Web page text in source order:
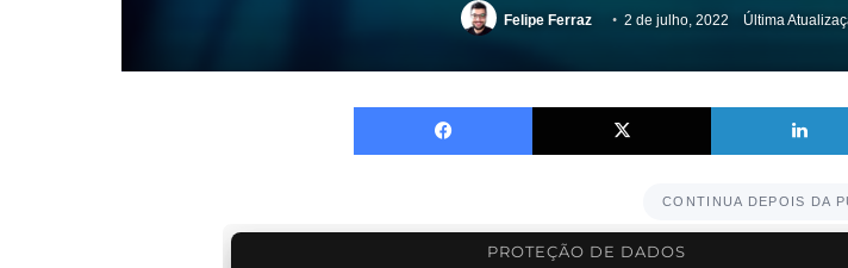
Felipe Ferraz 2 de julho, 2022 Última
Facebook X
CONTINUA DEPOIS DA
PROTEÇÃO DE DADOS